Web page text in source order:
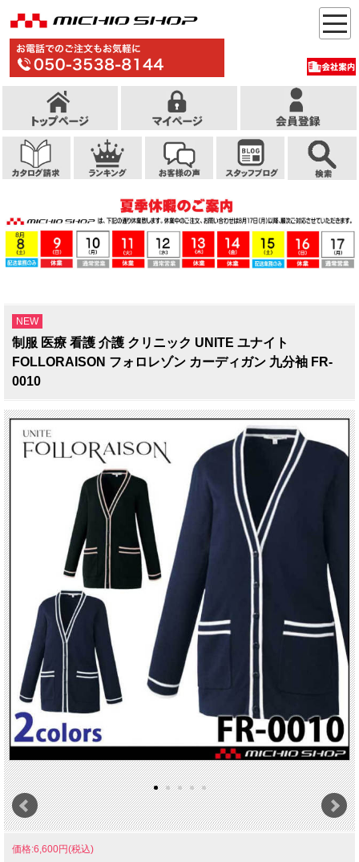
NEW
制服 医療 看護 介護 クリニック UNITE ユナイト
FOLLORAISON フォロレゾン カーディガン 九分袖 FR-
0010
価格:6,600円(税込)